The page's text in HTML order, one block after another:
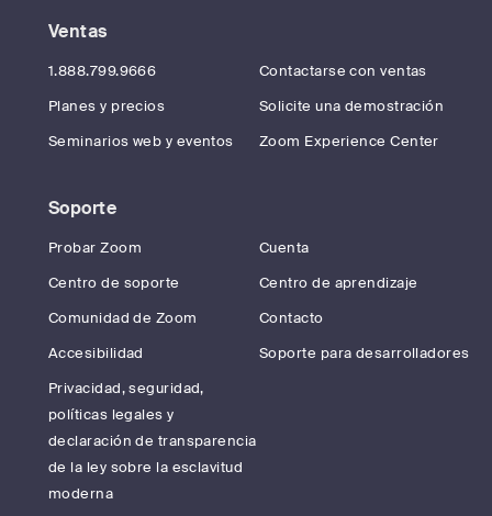
Ventas
1.888.799.9666
Contactarse con ventas
Planes y precios
Solicite una demostración
Seminarios web y eventos
Zoom Experience Center
Soporte
Probar Zoom
Cuenta
Centro de soporte
Centro de aprendizaje
Comunidad de Zoom
Contacto
Accesibilidad
Soporte para desarrolladores
Privacidad, seguridad,
políticas legales y
declaración de transparencia
de la ley sobre la esclavitud
moderna